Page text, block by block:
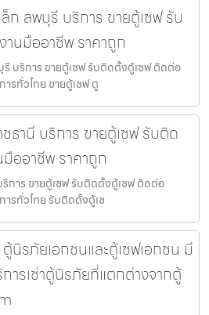
ก ลพบุรี บริการ ขายตู้เซฟ รับ
นมืออาชีพ ราคาถูก
รี บริการ ขายตู้เซฟ รับติดตั้งตู้เซฟ ติดต่อ
รทั่วไทย ขายตู้เซฟ ตู
ธานี บริการ ขายตู้เซฟ รับติด
ออาชีพ ราคาถูก
การ ขายตู้เซฟ รับติดตั้งตู้เซฟ ติดต่อ
รทั่วไทย รับติดตั้งตู้เซ
นิรภัยเอกชนและตู้เซฟเอกชน มี
การเช่าตู้นิรภัยที่แตกต่างจากตู้